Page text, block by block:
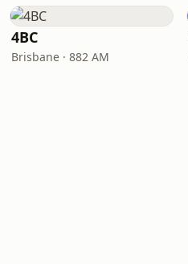
4BC
Brisbane · 882 AM